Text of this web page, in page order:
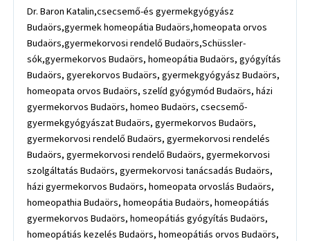
Dr. Baron Katalin,csecsemő-és gyermekgyógyász
Budaörs,gyermek homeopátia Budaörs,homeopata orvos
Budaörs,gyermekorvosi rendelő Budaörs,Schüssler-
sók,gyermekorvos Budaörs, homeopátia Budaörs, gyógyítás
Budaörs, gyerekorvos Budaörs, gyermekgyógyász Budaörs,
homeopata orvos Budaörs, szelíd gyógymód Budaörs, házi
gyermekorvos Budaörs, homeo Budaörs, csecsemő-
gyermekgyógyászat Budaörs, gyermekorvos Budaörs,
gyermekorvosi rendelő Budaörs, gyermekorvosi rendelés
Budaörs, gyermekorvosi rendelő Budaörs, gyermekorvosi
szolgáltatás Budaörs, gyermekorvosi tanácsadás Budaörs,
házi gyermekorvos Budaörs, homeopata orvoslás Budaörs,
homeopathia Budaörs, homeopátia Budaörs, homeopátiás
gyermekorvos Budaörs, homeopátiás gyógyítás Budaörs,
homeopátiás kezelés Budaörs, homeopátiás orvos Budaörs,